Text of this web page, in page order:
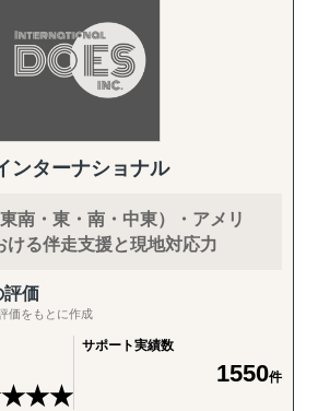
ンターナショナル
南・東・南・中東）・アメリ
ける伴走支援と現地対応力
評価
価をもとに作成
★★★
サポート実績数
1550件